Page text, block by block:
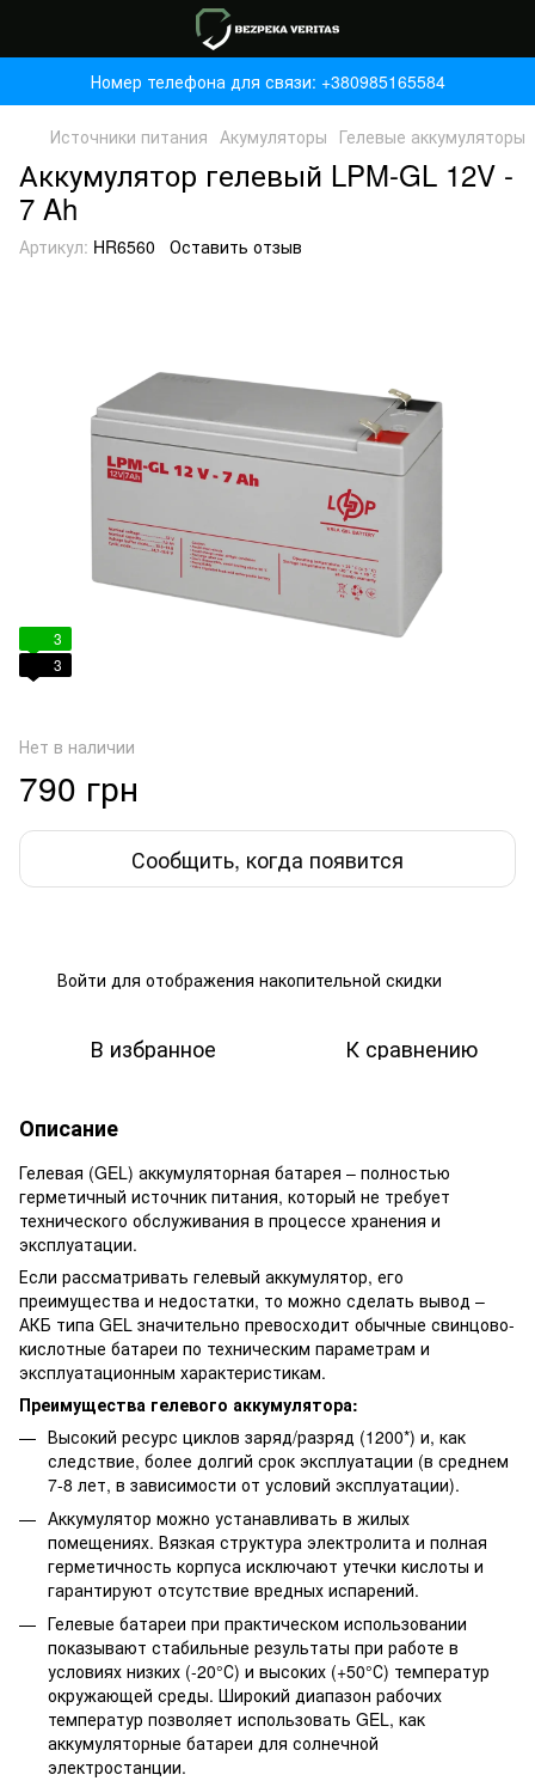
Номер телефона для связи: +380985165584
Источники питания Акумуляторы Гелевые аккумуляторы
Аккумулятор гелевый LPM-GL 12V -
7 Ah
Артикул: HR6560 Оставить отзыв
3
3
Нет в наличии
790 грн
Сообщить, когда появится
Войти для отображения накопительной скидки
В избранное К сравнению
Описание
Гелевая (GEL) аккумуляторная батарея – полностью
герметичный источник питания, который не требует
технического обслуживания в процессе хранения и
эксплуатации.
Если рассматривать гелевый аккумулятор, его
преимущества и недостатки, то можно сделать вывод –
АКБ типа GEL значительно превосходит обычные свинцово-
кислотные батареи по техническим параметрам и
эксплуатационным характеристикам.
Преимущества гелевого аккумулятора:
Высокий ресурс циклов заряд/разряд (1200*) и, как
следствие, более долгий срок эксплуатации (в среднем
7-8 лет, в зависимости от условий эксплуатации).
Аккумулятор можно устанавливать в жилых
помещениях. Вязкая структура электролита и полная
герметичность корпуса исключают утечки кислоты и
гарантируют отсутствие вредных испарений.
Гелевые батареи при практическом использовании
показывают стабильные результаты при работе в
условиях низких (-20°С) и высоких (+50°С) температур
окружающей среды. Широкий диапазон рабочих
температур позволяет использовать GEL, как
аккумуляторные батареи для солнечной
электростанции.